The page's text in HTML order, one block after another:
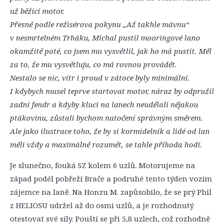
už běžící motor.
Přesně podle režisérova pokynu „Až takhle mávnu“
v nesmrtelném Trháku, Michal pustil mooringové lano
okamžitě poté, co jsem mu vysvětlil, jak ho má pustit. Měl
za to, že mu vysvětluju, co má rovnou provádět.
Nestalo se nic, vítr i proud v zátoce byly minimální.
I kdybych musel teprve startovat motor, náraz by odpružil
zadní fendr a kdyby kluci na lanech neudělali nějakou
ptákovinu, zůstali bychom natočení správným směrem.
Ale jako ilustrace toho, že by si kormidelník a lidé od lan
měli vždy a maximálně rozumět, se tahle příhoda hodí.
Je slunečno, fouká SZ kolem 6 uzlů. Motorujeme na
západ podél pobřeží Brače a podruhé tento týden vozím
zájemce na laně. Na Honzu M. zapůsobilo, že se prý Phil
z HELIOSU udržel až do osmi uzlů, a je rozhodnutý
otestovat své síly. Pouští se při 5,8 uzlech, což rozhodně